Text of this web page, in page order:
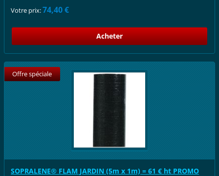
Votre prix:74,40 €
SOPRALENE® FLAM JARDIN (5m x 1m) = 61 € ht PROMO
Offre spéciale